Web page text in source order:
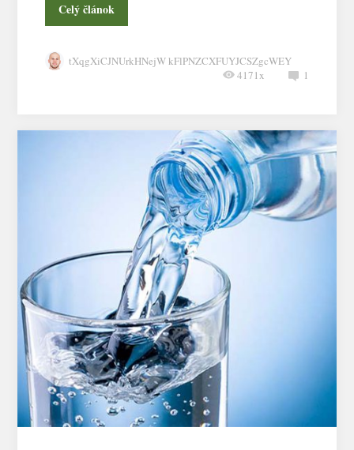
Celý článok
tXqgXiCJNUrkHNejW kFlPNZCXFUYJCSZgcWEY
1
4171x